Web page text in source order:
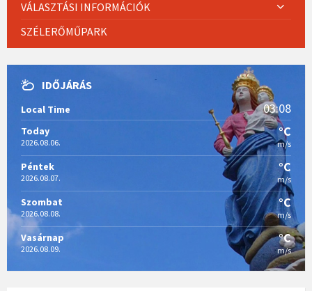
VÁLASZTÁSI INFORMÁCIÓK
SZÉLERŐMŰPARK
IDŐJÁRÁS
Local Time 03:08
Today
2026.08.06.
°C
m/s
Péntek
2026.08.07.
°C
m/s
Szombat
2026.08.08.
°C
m/s
Vasárnap
2026.08.09.
°C
m/s